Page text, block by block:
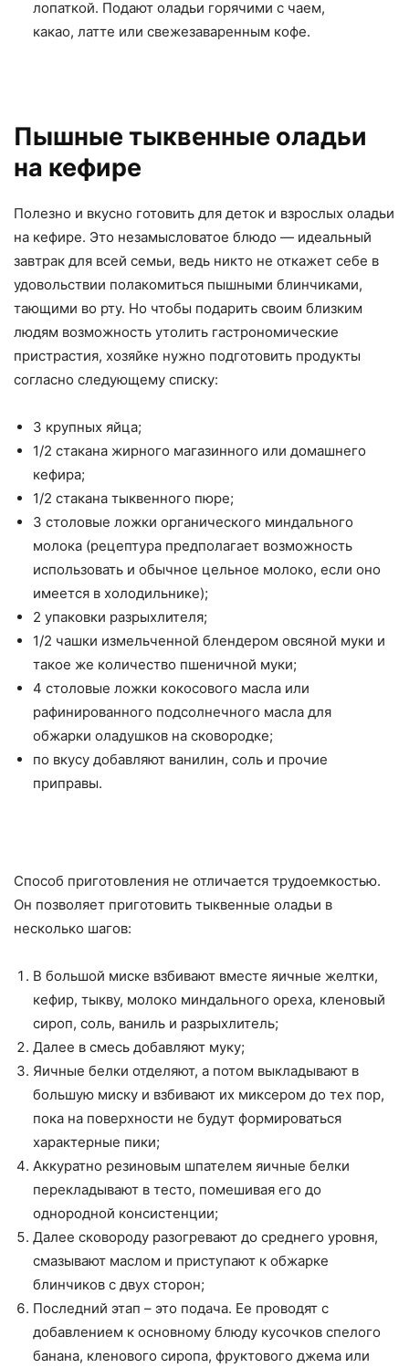
лопаткой. Подают оладьи горячими с чаем,
какао, латте или свежезаваренным кофе.
Пышные тыквенные оладьи
на кефире
Полезно и вкусно готовить для деток и взрослых оладьи
на кефире. Это незамысловатое блюдо — идеальный
завтрак для всей семьи, ведь никто не откажет себе в
удовольствии полакомиться пышными блинчиками,
тающими во рту. Но чтобы подарить своим близким
людям возможность утолить гастрономические
пристрастия, хозяйке нужно подготовить продукты
согласно следующему списку:
3 крупных яйца;
1/2 стакана жирного магазинного или домашнего
кефира;
1/2 стакана тыквенного пюре;
3 столовые ложки органического миндального
молока (рецептура предполагает возможность
использовать и обычное цельное молоко, если оно
имеется в холодильнике);
2 упаковки разрыхлителя;
1/2 чашки измельченной блендером овсяной муки и
такое же количество пшеничной муки;
4 столовые ложки кокосового масла или
рафинированного подсолнечного масла для
обжарки оладушков на сковородке;
по вкусу добавляют ванилин, соль и прочие
приправы.
Способ приготовления не отличается трудоемкостью.
Он позволяет приготовить тыквенные оладьи в
несколько шагов:
В большой миске взбивают вместе яичные желтки,
кефир, тыкву, молоко миндального ореха, кленовый
сироп, соль, ваниль и разрыхлитель;
Далее в смесь добавляют муку;
Яичные белки отделяют, а потом выкладывают в
большую миску и взбивают их миксером до тех пор,
пока на поверхности не будут формироваться
характерные пики;
Аккуратно резиновым шпателем яичные белки
перекладывают в тесто, помешивая его до
однородной консистенции;
Далее сковороду разогревают до среднего уровня,
смазывают маслом и приступают к обжарке
блинчиков с двух сторон;
Последний этап – это подача. Ее проводят с
добавлением к основному блюду кусочков спелого
банана, кленового сиропа, фруктового джема или